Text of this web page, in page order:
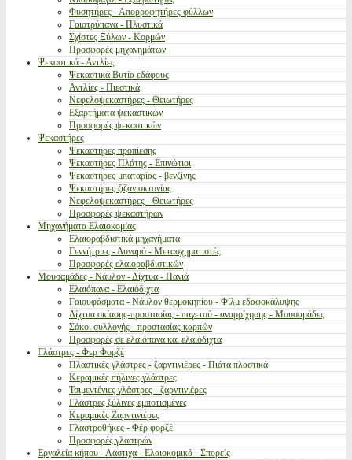
Φυσητήρες - Απορροφητήρες φύλλων
Γαιοτρύπανα - Πλυστικά
Σχίστες Ξύλων - Κορμών
Προσφορές μηχανημάτων
Ψεκαστικά - Αντλίες
Ψεκαστικά Βυτία εδάφους
Αντλίες - Πιεστικά
Νεφελοψεκαστήρες - Θειωτήρες
Εξαρτήματα ψεκαστικών
Προσφορές ψεκαστικών
Ψεκαστήρες
Ψεκαστήρες προπίεσης
Ψεκαστήρες Πλάτης - Επινώτιοι
Ψεκαστήρες μπαταρίας - βενζίνης
Ψεκαστήρες ζιζανιοκτονίας
Νεφελοψεκαστήρες - Θειωτήρες
Προσφορές ψεκαστήρων
Μηχανήματα Ελαιοκομίας
Ελαιοραβδιστικά μηχανήματα
Γεννήτριες - Δυναμό - Μετασχηματιστές
Προσφορές ελαιοραβδιστικών
Μουσαμάδες - Νάυλον - Δίχτυα - Πανιά
Ελαιόπανα - Ελαιόδιχτα
Γαιουφάσματα - Νάυλον θερμοκηπίου - Φίλμ εδαφοκάλυψης
Δίχτυα σκίασης-προστασίας - παγετού - αναρρίχησης - Μουσαμάδες
Σάκοι συλλογής - προστασίας καρπών
Προσφορές σε ελαιόπανα και ελαιόδιχτα
Γλάστρες - Φερ Φορζέ
Πλαστικές γλάστρες - ζαρντινιέρες - Πιάτα πλαστικά
Κεραμικές πήλινες γλάστρες
Τσιμεντένιες γλάστρες - ζαρντινιέρες
Γλάστρες ξύλινες εμποτισμένες
Κεραμικές Ζαρντινιέρες
Γλαστροθήκες - Φέρ φορζέ
Προσφορές γλαστρών
Εργαλεία κήπου - Λάστιχα - Ελαιοκομικά - Σπορείς